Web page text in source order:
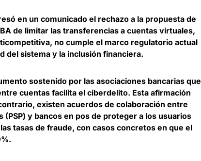
en un comunicado el rechazo a la propuesta de
de limitar las transferencias a cuentas virtuales,
no cumple el marco regulatorio actual
del sistema y la inclusión financiera.
sostenido por las asociaciones bancarias que
cuentas facilita el ciberdelito. Esta afirmación
existen acuerdos de colaboración entre
(PSP) y bancos en pos de proteger a los usuarios
tasas de fraude, con casos concretos en que el